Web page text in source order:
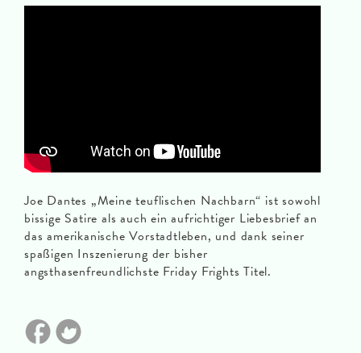
Joe Dantes „Meine teuflischen Nachbarn“ ist sowohl
bissige Satire als auch ein aufrichtiger Liebesbrief an
das amerikanische Vorstadtleben, und dank seiner
spaßigen Inszenierung der bisher
angsthasenfreundlichste Friday Frights Titel.